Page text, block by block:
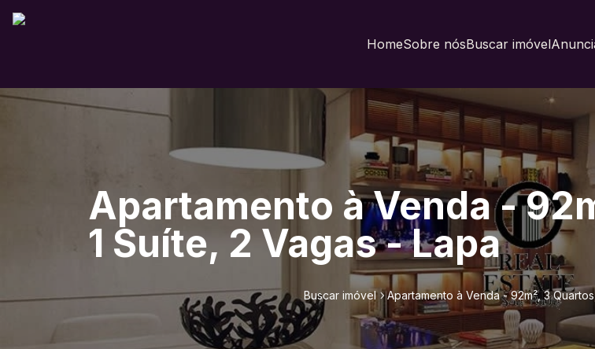
HomeSobre nósBuscar imóvel
Apartamento à Venda -
1 Suíte, 2 Vagas - Lapa
Buscar imóvel Apartamento à Venda - 92m², 3